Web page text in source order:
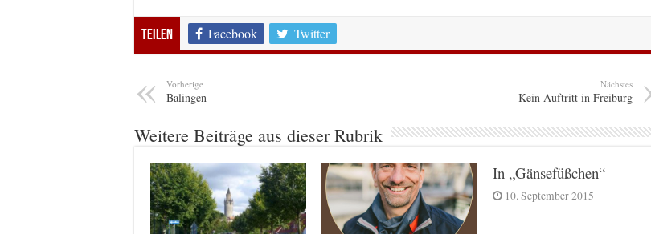
Teilen Facebook Twitter
Vorherige
Balingen
Nächstes
Kein Auftritt in Freiburg
Weitere Beiträge aus dieser Rubrik
In „Gänsefüßchen“
10. September 2015